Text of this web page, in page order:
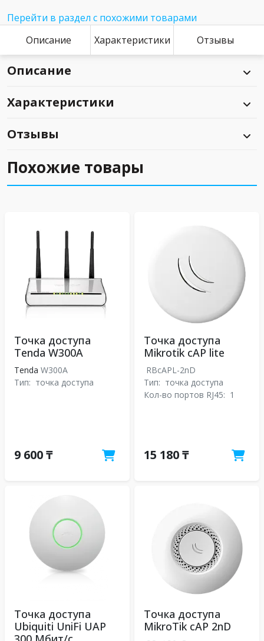
Перейти в раздел с похожими товарами
Описание
Характеристики Отзывы
Описание
Характеристики
Отзывы
Похожие товары
Точка доступа
Tenda W300A
Tenda W300A
Тип: точка доступа
9 600 ₸
Точка доступа
Mikrotik cAP lite
RBcAPL-2nD
Тип: точка доступа
Кол-во портов RJ45: 1
15 180 ₸
Точка доступа
Ubiquiti UniFi UAP
Точка доступа
MikroTik cAP 2nD